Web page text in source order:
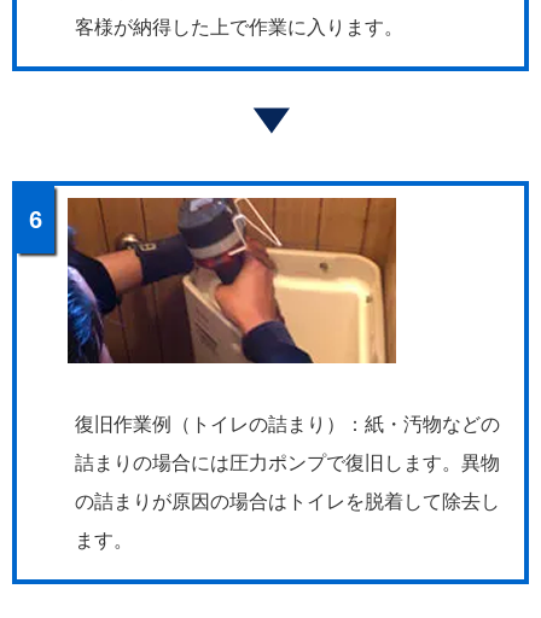
客様が納得した上で作業に入ります。
6
復旧作業例（トイレの詰まり）：紙・汚物などの
詰まりの場合には圧力ポンプで復旧します。異物
の詰まりが原因の場合はトイレを脱着して除去し
ます。